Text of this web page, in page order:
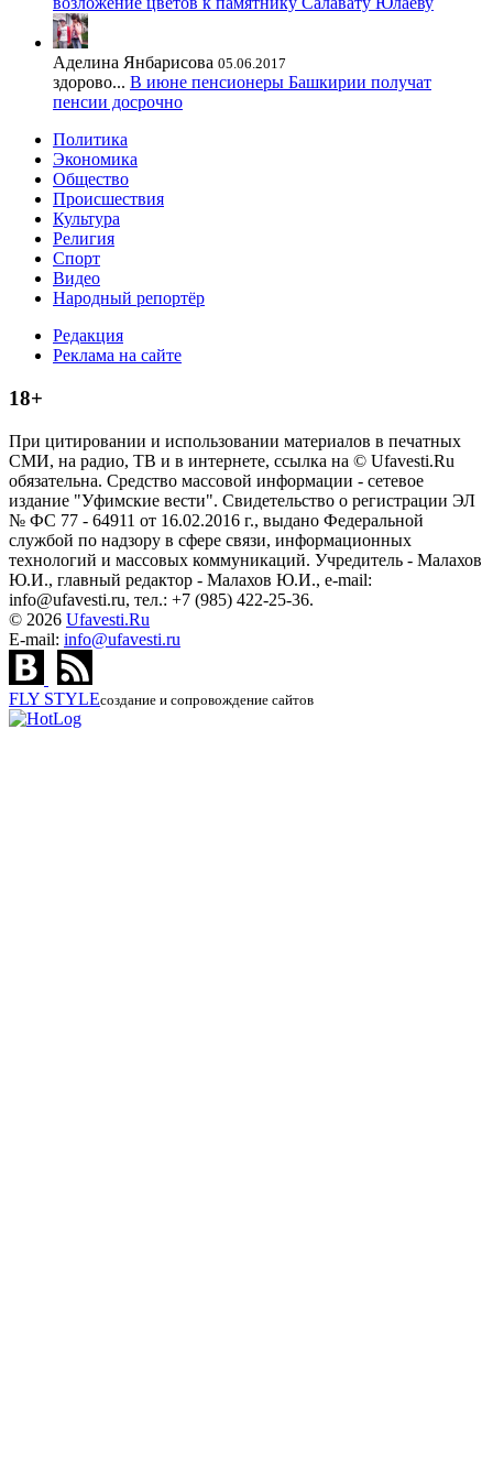
Аделина Янбарисова 05.06.2017
здорово... В июне пенсионеры Башкирии получат
пенсии досрочно
Политика
Экономика
Общество
Происшествия
Культура
Религия
Спорт
Видео
Народный репортёр
Редакция
Реклама на сайте
18+
При цитировании и использовании материалов в печатных
СМИ, на радио, ТВ и в интернете, ссылка на © Ufavesti.Ru
обязательна. Средство массовой информации - сетевое
издание "Уфимские вести". Свидетельство о регистрации ЭЛ
№ ФС 77 - 64911 от 16.02.2016 г., выдано Федеральной
службой по надзору в сфере связи, информационных
технологий и массовых коммуникаций. Учредитель - Малахов
Ю.И., главный редактор - Малахов Ю.И., e-mail:
info@ufavesti.ru, тел.: +7 (985) 422-25-36.
© 2026 Ufavesti.Ru
E-mail: info@ufavesti.ru
FLY STYLEсоздание и сопровождение сайтов